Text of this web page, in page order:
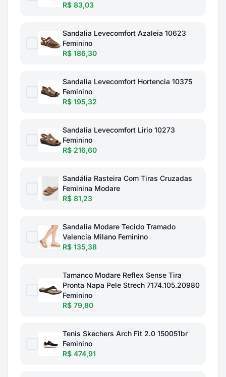
R$ 83,03
Sandalia Levecomfort Azaleia 10623
Feminino
R$ 186,30
Sandalia Levecomfort Hortencia 10375
Feminino
R$ 195,32
Sandalia Levecomfort Lirio 10273
Feminino
R$ 216,60
Sandália Rasteira Com Tiras Cruzadas
Feminina Modare
R$ 81,23
Sandalia Modare Tecido Tramado
Valencia Milano Feminino
R$ 135,38
Tamanco Modare Reflex Sense Tira
Pronta Napa Pele Strech 7174.105.20980
Feminino
R$ 79,80
Tenis Skechers Arch Fit 2.0 150051br
Feminino
R$ 474,91